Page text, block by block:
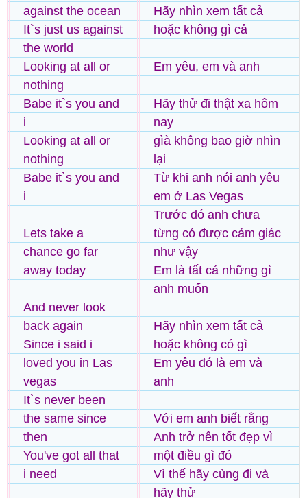
against the ocean
It`s just us against
the world
Looking at all or
nothing
Babe it`s you and
i
Looking at all or
nothing
Babe it`s you and
i
Lets take a
chance go far
away today
And never look
back again
Since i said i
loved you in Las
vegas
It`s never been
the same since
then
You've got all that
i need
Hãy nhìn xem tất cả
hoặc không gì cả
Em yêu, em và anh
Hãy thử đi thật xa hôm
nay
gìà không bao giờ nhìn
lại
Từ khi anh nói anh yêu
em ở Las Vegas
Trước đó anh chưa
từng có được cảm giác
như vậy
Em là tất cả những gì
anh muốn
Hãy nhìn xem tất cả
hoặc không có gì
Em yêu đó là em và
anh
Với em anh biết rằng
Anh trở nên tốt đẹp vì
một điều gì đó
Vì thế hãy cùng đi và
hãy thử